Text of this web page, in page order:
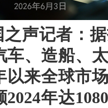
之声记者：
车、造船、
以来全球市
2024年达